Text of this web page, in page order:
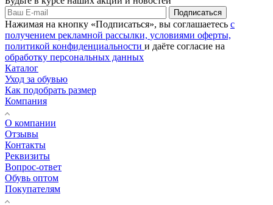
Подписаться
Нажимая на кнопку «Подписаться», вы соглашаетесь с
получением рекламной рассылки, условиями оферты,
политикой конфиденциальности и даёте согласие на
обработку персональных данных
Каталог
Уход за обувью
Как подобрать размер
Компания
О компании
Отзывы
Контакты
Реквизиты
Вопрос-ответ
Обувь оптом
Покупателям